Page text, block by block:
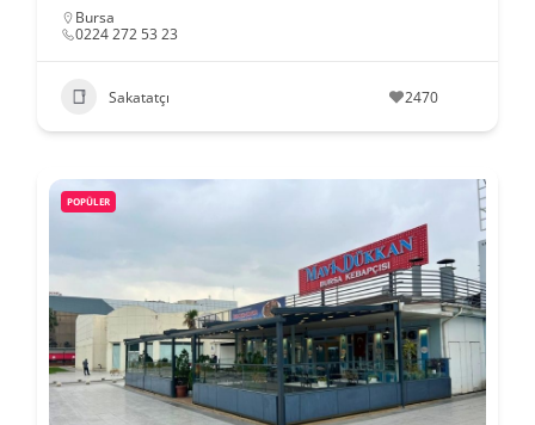
Bursa
0224 272 53 23
Sakatatçı 2470
POPÜLER